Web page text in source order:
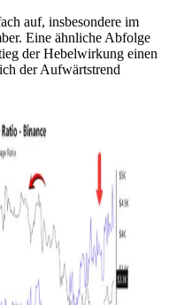
auf, insbesondere im
Eine ähnliche Abfolge
der Hebelwirkung einen
der Aufwärtstrend